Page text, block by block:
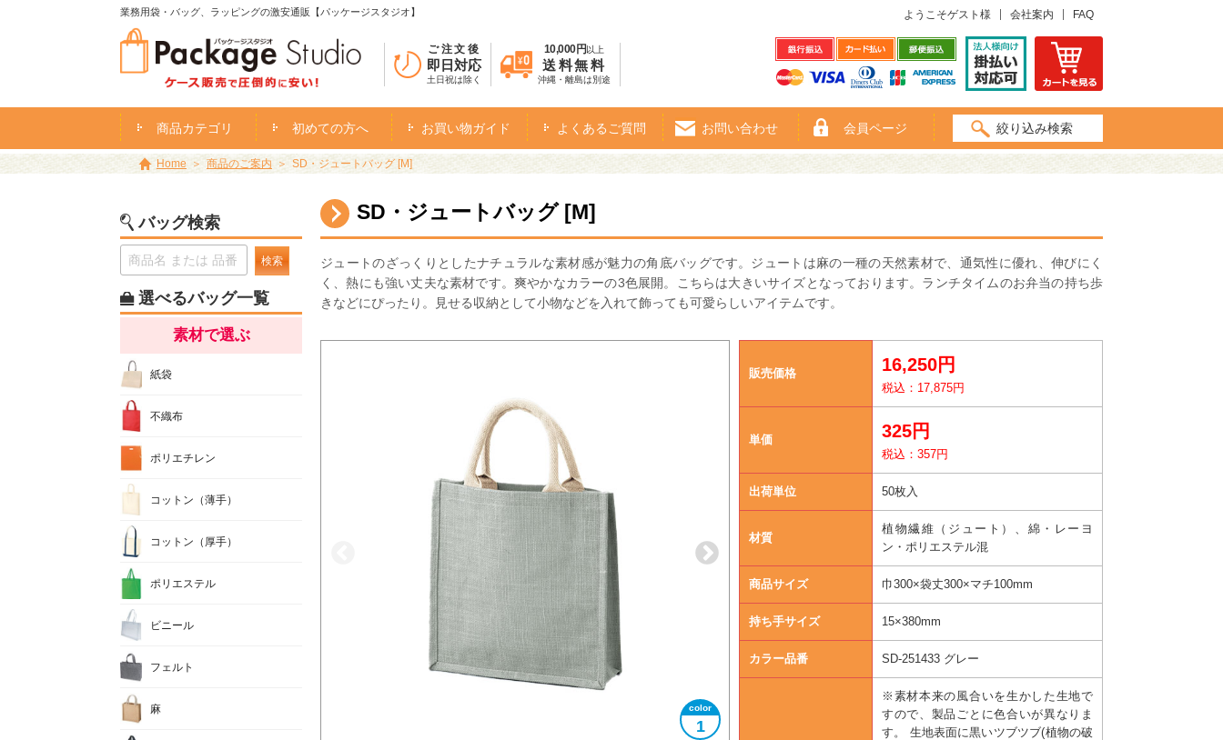
業務用袋・バッグ、ラッピングの激安通販【パッケージスタジオ】
ご注文後
即日対応
土日祝は除く
10,000円 以上
送料無料
沖縄・離島は別途
ようこそゲスト様 会社案内 FAQ
商品カテゴリ 初めての方へ お買い物ガイド よくあるご質問 お問い合わせ 会員ページ 絞り込み検索
Home 商品のご案内 SD・ジュートバッグ [M]
SD・ジュートバッグ [M]
ジュートのざっくりとしたナチュラルな素材感が魅力の角底バッグです。ジュートは麻の一種の天然素材で、通気性に優れ、伸びにく
く、熱にも強い丈夫な素材です。爽やかなカラーの3色展開。こちらは大きいサイズとなっております。ランチタイムのお弁当の持ち歩
きなどにぴったり。見せる収納として小物などを入れて飾っても可愛らしいアイテムです。
1
販売価格 16,250円
税込：17,875円
単価 325円
税込：357円
出荷単位 50枚入
材質
植物繊維（ジュート）、綿・レーヨ
ン・ポリエステル混
商品サイズ 巾300×袋丈300×マチ100mm
持ち手サイズ 15×380mm
カラー品番 SD-251433 グレー
※素材本来の風合いを生かした生地で
すので、製品ごとに色合いが異なりま
す。 生地表面に黒いツブツブ(植物の破
バッグ検索
検索
選べるバッグ一覧
素材で選ぶ
紙袋
不織布
ポリエチレン
コットン（薄手）
コットン（厚手）
ポリエステル
ビニール
フェルト
麻